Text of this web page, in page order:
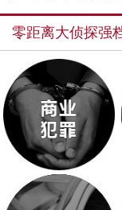
零距离大侦探强